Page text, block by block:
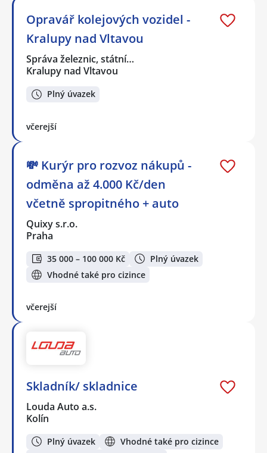
Opravář kolejových vozidel -
Kralupy nad Vltavou
Správa železnic, státní…
Kralupy nad Vltavou
Plný úvazek
včerejší
💸 Kurýr pro rozvoz nákupů -
odměna až 4.000 Kč/den
včetně spropitného + auto
Quixy s.r.o.
Praha
35 000 – 100 000 Kč
Plný úvazek
Vhodné také pro cizince
včerejší
Skladník/ skladnice
Louda Auto a.s.
Kolín
Plný úvazek
Vhodné také pro cizince